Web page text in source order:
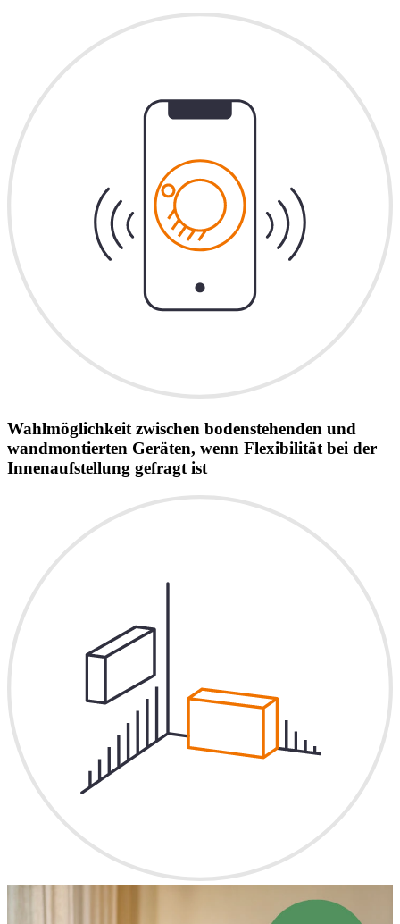
Wahlmöglichkeit zwischen bodenstehenden und
wandmontierten Geräten, wenn Flexibilität bei der
Innenaufstellung gefragt ist